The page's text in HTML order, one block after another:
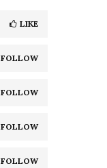
C
H
LIKE
FOLLOW
FOLLOW
FOLLOW
FOLLOW